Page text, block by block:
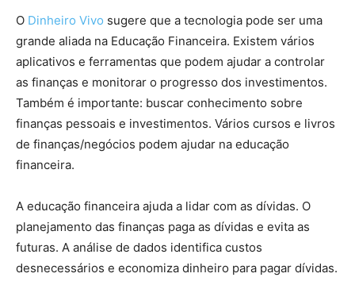
O Dinheiro Vivo sugere que a tecnologia pode ser uma
grande aliada na Educação Financeira. Existem vários
aplicativos e ferramentas que podem ajudar a controlar
as finanças e monitorar o progresso dos investimentos.
Também é importante: buscar conhecimento sobre
finanças pessoais e investimentos. Vários cursos e livros
de finanças/negócios podem ajudar na educação
financeira.
A educação financeira ajuda a lidar com as dívidas. O
planejamento das finanças paga as dívidas e evita as
futuras. A análise de dados identifica custos
desnecessários e economiza dinheiro para pagar dívidas.